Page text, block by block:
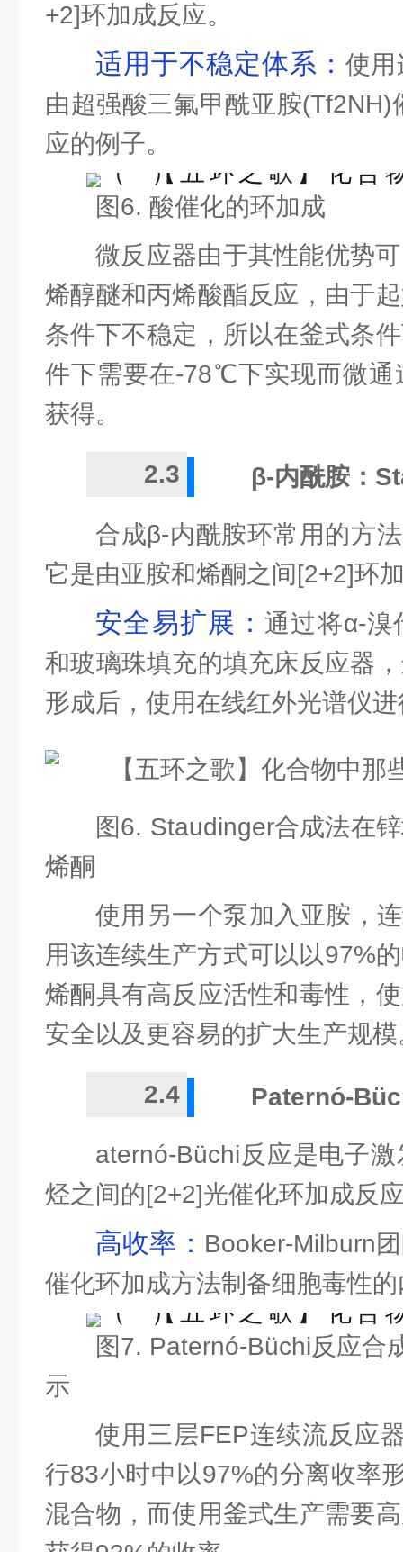
+2]环加成反应。
适用于不稳定体系： 使
由超强酸三氟甲酰亚胺
应的例子。
图6. 酸催化的环加成
微反应器由于其性能优势
烯醇醚和丙烯酸酯反应，由于
条件下不稳定，所以在釜式条
件下需要在-78℃下实现而微通
获得。
2.3 β-内酰胺：
合成β-内酰胺环常用的方
它是由亚胺和烯酮之间[2+2]环
安全易扩展： 通过将α-溴
和玻璃珠填充的填充床反应器
形成后，使用在线红外光谱仪
图6. Staudinger合成法在
烯酮
使用另一个泵加入亚胺，
用该连续生产方式可以以97%
烯酮具有高反应活性和毒性，
安全以及更容易的扩大生产规模
2.4 Paternó-
aternó-Büchi反应是电子
烃之间的[2+2]光催化环加成反
高收率： Booker-Milburn
催化环加成方法制备细胞毒性
图7. Paternó-Büchi反应合
示
使用三层FEP连续流反应
行83小时中以97%的分离收率
混合物，而使用釜式生产需要